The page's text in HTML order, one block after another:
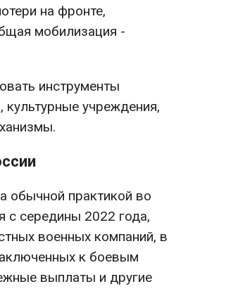
на фронте,
мобилизация -
инструменты
учреждения,
обычной практикой во
с середины 2022 года,
военных компаний, в
к боевым
выплаты и другие